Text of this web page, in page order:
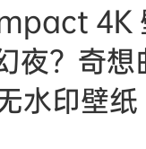
4K
夜？奇
水印壁